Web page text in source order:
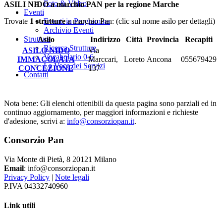
Foto & Video
Eventi
Eventi in Programma
Archivio Eventi
Strutture
Ricerca Strutture
Vocabolario 0-6
La Voce dei Servizi
Contatti
ASILI NIDO a marchio PAN per la regione Marche
Trovate 1 strutturea marchio Pan: (clic sul nome asilo per dettagli)
Asilo Indirizzo Città Provincia
Recapiti
ASILO NIDO
IMMACOLATA
CONCEZIONE
Via
Marccari,
137
Loreto Ancona 055679429
Nota bene: Gli elenchi ottenibili da questa pagina sono parziali ed in
continuo aggiornamento, per maggiori informazioni e richieste
d'adesione, scrivi a: info@consorziopan.it.
Consorzio Pan
Via Monte di Pietà, 8 20121 Milano
Email: info@consorziopan.it
Privacy Policy | Note legali
P.IVA 04332740960
Link utili